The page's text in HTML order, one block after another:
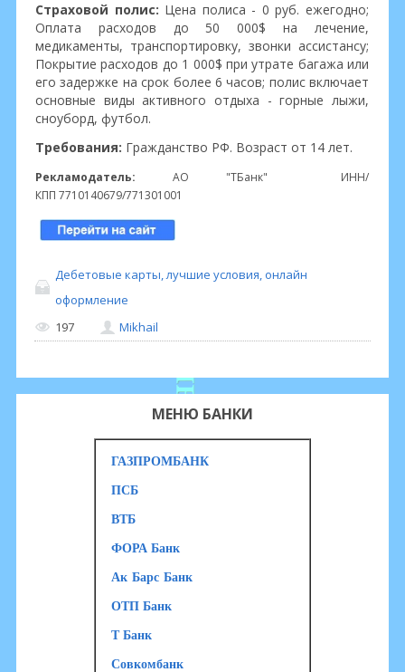
Страховой полис: Цена полиса - 0 руб. ежегодно;
Оплата расходов до 50 000$ на лечение,
медикаменты, транспортировку, звонки ассистансу;
Покрытие расходов до 1 000$ при утрате багажа или
его задержке на срок более 6 часов; полис включает
основные виды активного отдыха - горные лыжи,
сноуборд, футбол.
Требования: Гражданство РФ. Возраст от 14 лет.
Рекламодатель: АО "ТБанк" ИНН/
КПП 7710140679/771301001
Дебетовые карты, лучшие условия, онлайн
оформление
197
Mikhail
МЕНЮ БАНКИ
ГАЗПРОМБАНК
ПСБ
ВТБ
ФОРА Банк
Ак Барс Банк
ОТП Банк
Т Банк
Совкомбанк